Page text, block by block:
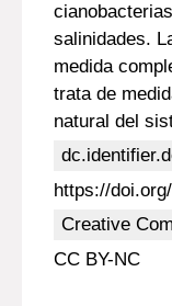
salinidades.
medida
trata de
natural del
https://
Creative
CC BY-NC